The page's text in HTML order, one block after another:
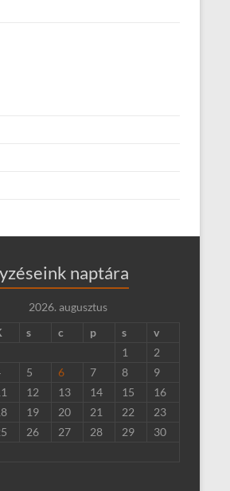
naptára
2026. augusztus
s c p s
v
1
2
5 6 7 8
9
12 13 14 15
16
19 20 21 22
23
26 27 28 29
30